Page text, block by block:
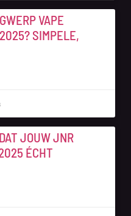
VAPE
SIMPELE,
JOUW JNR
ÉCHT